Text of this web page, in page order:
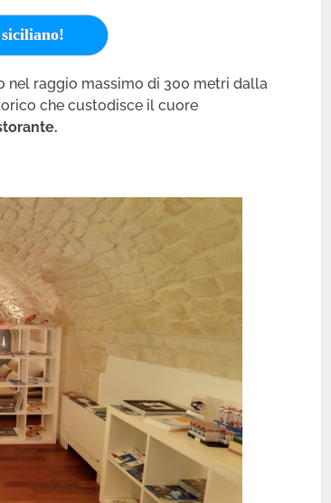
nel raggio massimo di 300 metri dalla
che custodisce il cuore